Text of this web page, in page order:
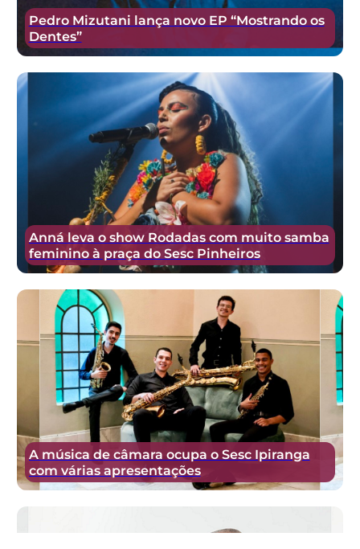
Pedro Mizutani lança novo EP “Mostrando os
Dentes”
Anná leva o show Rodadas com muito samba
feminino à praça do Sesc Pinheiros
A música de câmara ocupa o Sesc Ipiranga
com várias apresentações